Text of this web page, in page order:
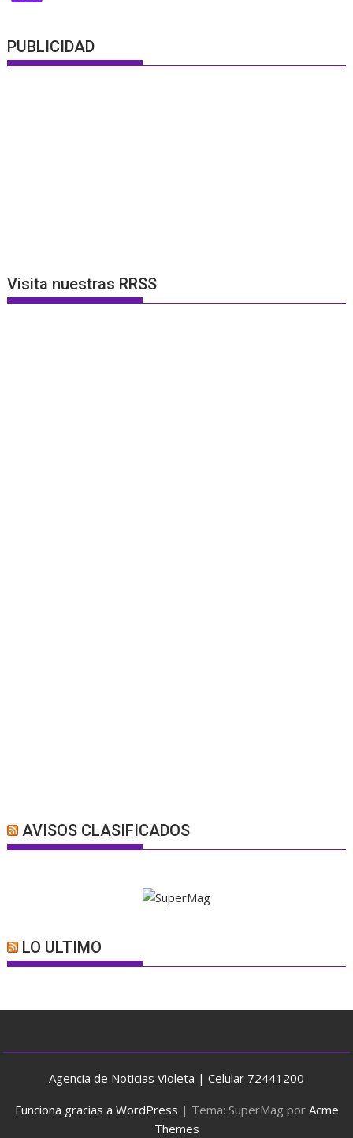
PUBLICIDAD
Visita nuestras RRSS
AVISOS CLASIFICADOS
LO ULTIMO
Agencia de Noticias Violeta | Celular 72441200
Funciona gracias a WordPress | Tema: SuperMag por Acme
Themes